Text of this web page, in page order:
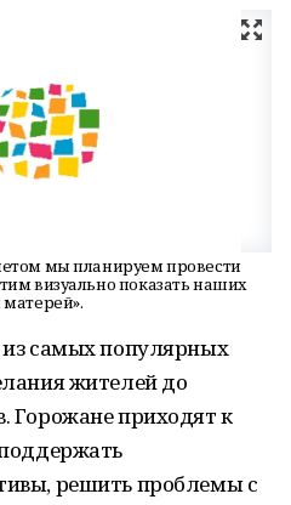
мы планируем провести
визуально показать наших
самых популярных
жителей до
Горожане приходят к
решить проблемы с